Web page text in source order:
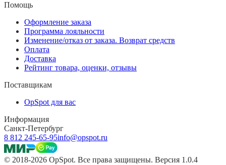
Помощь
Оформление заказа
Программа лояльности
Изменение/отказ от заказа. Возврат средств
Оплата
Доставка
Рейтинг товара, оценки, отзывы
Поставщикам
OpSpot для вас
Информация
Санкт-Петербург
8 812 245-65-95info@opspot.ru
© 2018-2026 OpSpot. Все права защищены. Версия 1.0.4